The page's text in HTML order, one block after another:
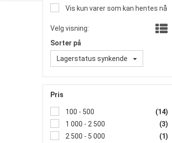
Vis kun varer som kan hentes nå
Velg visning:
Sorter på
Lagerstatus synkende
Pris
100 - 500
(14)
1 000 - 2 500
(3)
2 500 - 5 000
(1)